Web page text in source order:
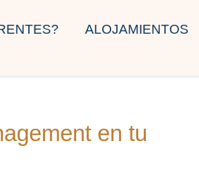
ALOJAMIENTOS